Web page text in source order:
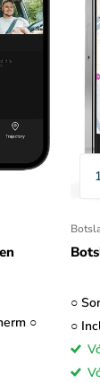
○
○
○